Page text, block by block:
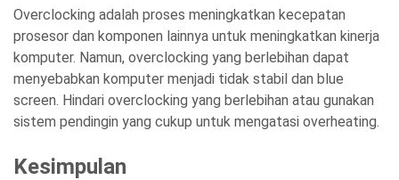
Overclocking adalah proses meningkatkan kecepatan
prosesor dan komponen lainnya untuk meningkatkan kinerja
komputer. Namun, overclocking yang berlebihan dapat
menyebabkan komputer menjadi tidak stabil dan blue
screen. Hindari overclocking yang berlebihan atau gunakan
sistem pendingin yang cukup untuk mengatasi overheating.
Kesimpulan